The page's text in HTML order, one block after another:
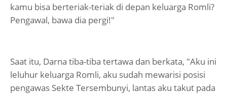
kamu bisa berteriak-teriak di depan keluarga Romli?
Pengawal, bawa dia pergi!"
Saat itu, Darna tiba-tiba tertawa dan berkata, "Aku ini
leluhur keluarga Romli, aku sudah mewarisi posisi
pengawas Sekte Tersembunyi, lantas aku takut pada